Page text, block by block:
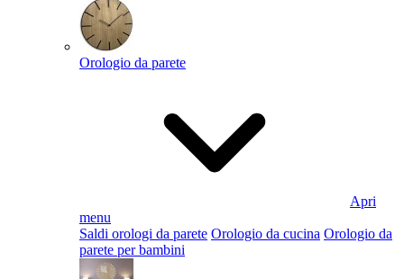
Orologio da parete
Apri
menu
Saldi orologi da parete Orologio da cucina Orologio da
parete per bambini